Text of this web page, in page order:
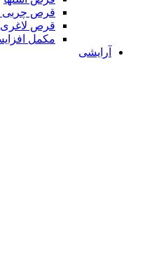
قرص چربی
قرص لاغری
مکمل
آرایشی